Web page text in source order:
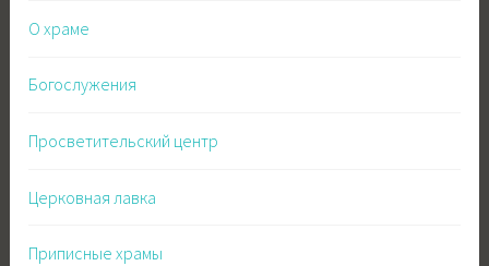
О храме
Богослужения
Просветительский центр
Церковная лавка
Приписные храмы